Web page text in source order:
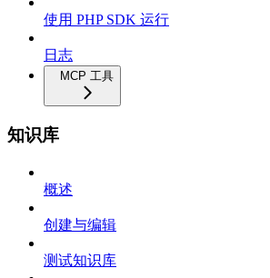
使用 PHP SDK 运行
日志
MCP 工具
知识库
概述
创建与编辑
测试知识库